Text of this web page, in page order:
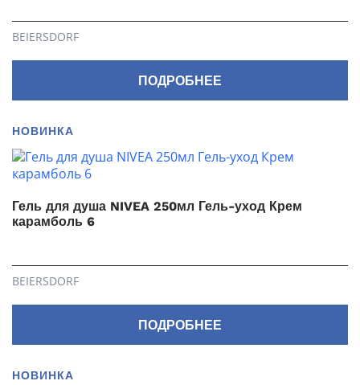
BEIERSDORF
ПОДРОБНЕЕ
НОВИНКА
Гель для душа NIVEA 250мл Гель-уход Крем
карамболь 6
BEIERSDORF
ПОДРОБНЕЕ
НОВИНКА